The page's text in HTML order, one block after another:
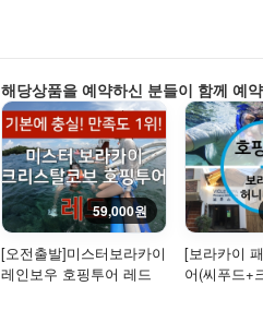
해당상품을 예약하신 분들이 함께 예
59,000원
[오전출발]미스터보라카이
레인보우 호핑투어 레드
[보라카이
어(씨푸드+